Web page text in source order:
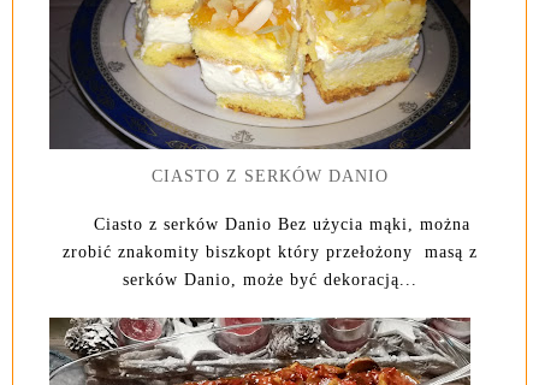
CIASTO Z SERKÓW DANIO
Ciasto z serków Danio Bez użycia mąki, można
zrobić znakomity biszkopt który przełożony masą z
serków Danio, może być dekoracją...